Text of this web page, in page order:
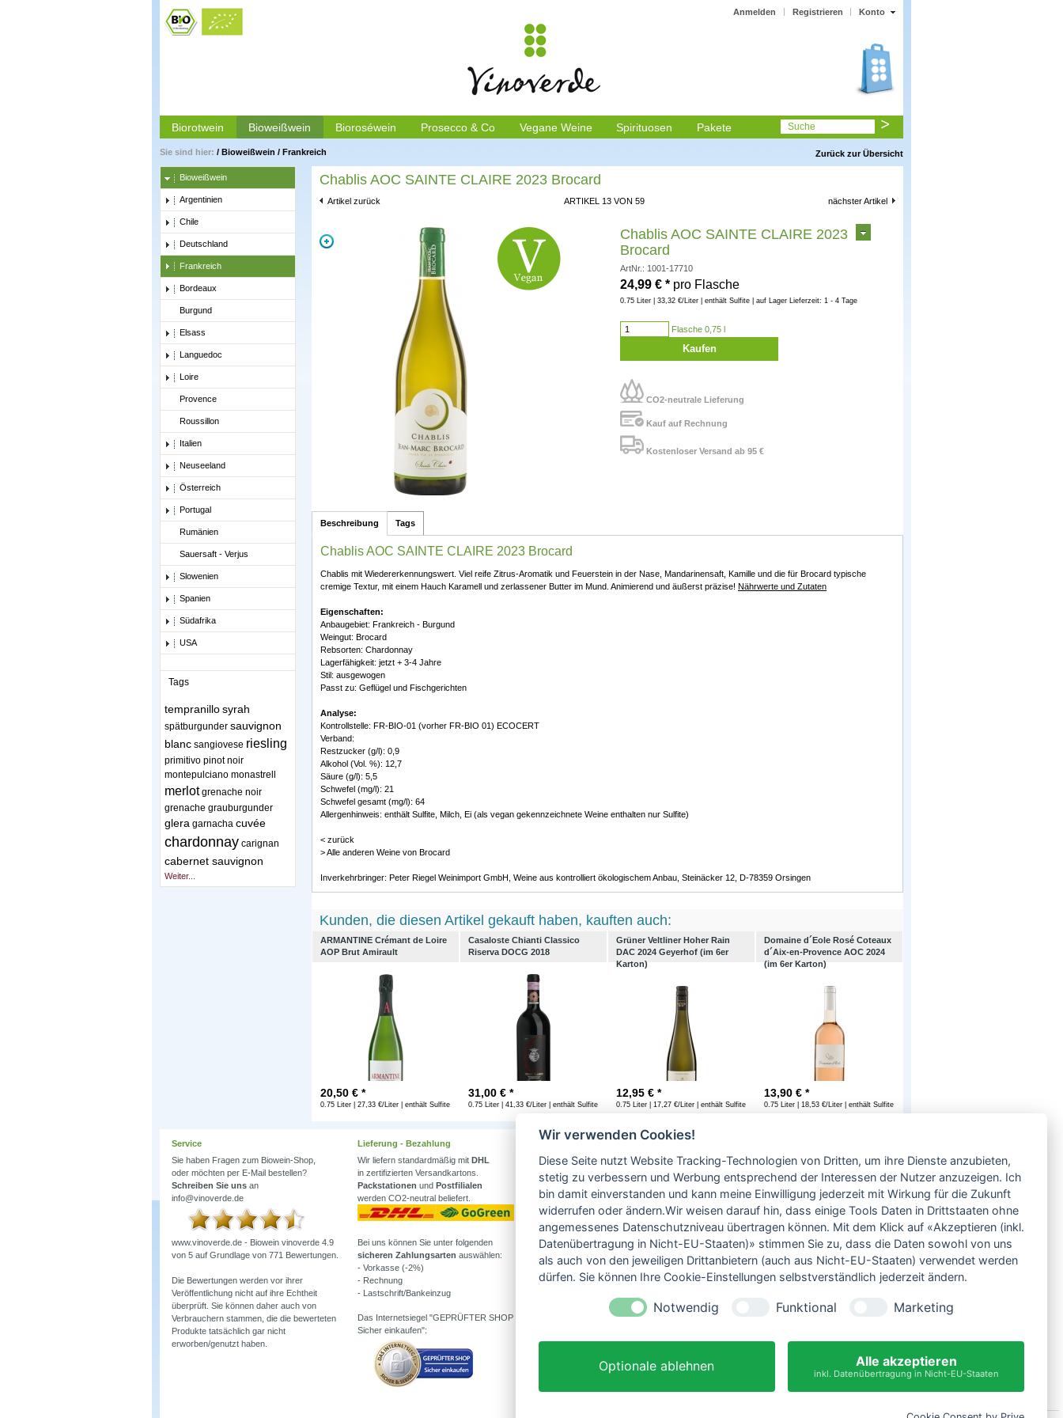
Konto
Anmelden Registrieren
Biorotwein Bioweißwein Bioroséwein Prosecco & Co Vegane Weine Spirituosen Pakete Suche
Sie sind hier: / Bioweißwein / Frankreich
Bioweißwein
Argentinien
Chile
Deutschland
Frankreich
Bordeaux
Burgund
Elsass
Languedoc
Loire
Provence
Roussillon
Italien
Neuseeland
Österreich
Portugal
Rumänien
Sauersaft - Verjus
Slowenien
Spanien
Südafrika
USA
Tags
tempranillosyrah
spätburgunder sauvignon
blanc sangiovese riesling
primitivo pinot noir
montepulciano monastrell
merlot grenache noir
grenache grauburgunder
glera garnacha cuvée
chardonnay carignan
cabernet sauvignon
Weiter...
Zurück zur Übersicht
Chablis AOC SAINTE CLAIRE 2023 Brocard
Artikel zurück ARTIKEL 13 VON 59 nächster Artikel
Chablis AOC SAINTE CLAIRE 2023
Brocard
ArtNr.: 1001-17710
24,99 € * pro Flasche
0.75 Liter | 33,32 €/Liter | enthält Sulfite | auf Lager Lieferzeit: 1 - 4 Tage
Flasche 0,75 l
Kaufen
CO2-neutrale Lieferung
Kauf auf Rechnung
Kostenloser Versand ab 95 €
Beschreibung Tags
Chablis AOC SAINTE CLAIRE 2023 Brocard
Chablis mit Wiedererkennungswert. Viel reife Zitrus-Aromatik und Feuerstein in der Nase, Mandarinensaft, Kamille und die für Brocard typische
cremige Textur, mit einem Hauch Karamell und zerlassener Butter im Mund. Animierend und äußerst präzise! Nährwerte und Zutaten
Eigenschaften:
Anbaugebiet: Frankreich - Burgund
Weingut: Brocard
Rebsorten: Chardonnay
Lagerfähigkeit: jetzt + 3-4 Jahre
Stil: ausgewogen
Passt zu: Geflügel und Fischgerichten
Analyse:
Kontrollstelle: FR-BIO-01 (vorher FR-BIO 01) ECOCERT
Verband:
Restzucker (g/l): 0,9
Alkohol (Vol. %): 12,7
Säure (g/l): 5,5
Schwefel (mg/l): 21
Schwefel gesamt (mg/l): 64
Allergenhinweis: enthält Sulfite, Milch, Ei (als vegan gekennzeichnete Weine enthalten nur Sulfite)
< zurück
> Alle anderen Weine von Brocard
Inverkehrbringer: Peter Riegel Weinimport GmbH, Weine aus kontrolliert ökologischem Anbau, Steinäcker 12, D-78359 Orsingen
Kunden, die diesen Artikel gekauft haben, kauften auch:
ARMANTINE Crémant de Loire
AOP Brut Amirault
20,50 € *
0.75 Liter | 27,33 €/Liter | enthält Sulfite
Casaloste Chianti Classico
Riserva DOCG 2018
31,00 € *
0.75 Liter | 41,33 €/Liter | enthält Sulfite
Grüner Veltliner Hoher Rain
DAC 2024 Geyerhof (im 6er
Karton)
12,95 € *
0.75 Liter | 17,27 €/Liter | enthält Sulfite
Domaine d´Eole Rosé Coteaux
d´Aix-en-Provence AOC 2024
(im 6er Karton)
13,90 € *
0.75 Liter | 18,53 €/Liter | enthält Sulfite
Service
Sie haben Fragen zum Biowein-Shop,
oder möchten per E-Mail bestellen?
Schreiben Sie uns an
info@vinoverde.de
www.vinoverde.de - Biowein vinoverde 4.9
von 5 auf Grundlage von 771 Bewertungen.
Die Bewertungen werden vor ihrer
Veröffentlichung nicht auf ihre Echtheit
überprüft. Sie können daher auch von
Verbrauchern stammen, die die bewerteten
Produkte tatsächlich gar nicht
erworben/genutzt haben.
Lieferung - Bezahlung
Wir liefern standardmäßig mit DHL
in zertifizierten Versandkartons.
Packstationen und Postfilialen
werden CO2-neutral beliefert.
Bei uns können Sie unter folgenden
sicheren Zahlungsarten auswählen:
- Vorkasse (-2%)
- Rechnung
- Lastschrift/Bankeinzug
Das Internetsiegel "GEPRÜFTER SHOP –
Sicher einkaufen":
Wissenswertes
Erfahren Sie mehr über
Biowein in unserem Blog
oder Folgen Sie uns!
Facebook
Instagram
Veganer Wein
Was ist Weinstein?
Wine in Moderation - bewußt genießen
Neben einem ausgesuchten Sortiment an
Biowein, Biospirituosen und Biofeinkost bieten
wir Ihnen u.a. folgende
Vorteile
große Auswahl
nur 5,79 EUR Versand (DE)
ab 95 EUR frei Haus (DE)
14 Tage Rückgaberecht
sichere Zahlung
Kauf auf Rechnung
Bio-zertifizierter Shop
Wir verwenden Cookies!
Diese Seite nutzt Website Tracking-Technologien von Dritten, um ihre Dienste anzubieten,
stetig zu verbessern und Werbung entsprechend der Interessen der Nutzer anzuzeigen. Ich
bin damit einverstanden und kann meine Einwilligung jederzeit mit Wirkung für die Zukunft
widerrufen oder ändern.Wir weisen darauf hin, dass einige Tools Daten in Drittstaaten ohne
angemessenes Datenschutzniveau übertragen können. Mit dem Klick auf «Akzeptieren (inkl.
Datenübertragung in Nicht-EU-Staaten)» stimmen Sie zu, dass die Daten sowohl von uns
als auch von den jeweiligen Drittanbietern (auch aus Nicht-EU-Staaten) verwendet werden
dürfen. Sie können Ihre Cookie-Einstellungen selbstverständlich jederzeit ändern.
Notwendig Funktional Marketing
Optionale ablehnen Alle akzeptieren
inkl. Datenübertragung in Nicht-EU-Staaten